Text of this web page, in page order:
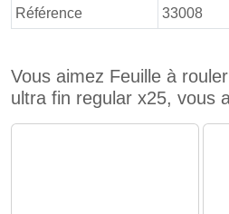
Référence
33008
Vous aimez Feuille à
ultra fin regular x25, vous